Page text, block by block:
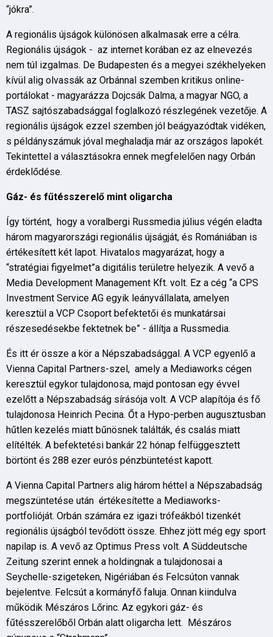
“jókra”.
A regionális újságok különösen alkalmasak erre a célra.
Regionális újságok - az internet korában ez az elnevezés
nem túl izgalmas. De Budapesten és a megyei székhelyeken
kívül alig olvassák az Orbánnal szemben kritikus online-
portálokat - magyarázza Dojcsák Dalma, a magyar NGO, a
TASZ sajtószabadsággal foglalkozó részlegének vezetője. A
regionális újságok ezzel szemben jól beágyazódtak vidéken,
s példányszámuk jóval meghaladja már az országos lapokét.
Tekintettel a választásokra ennek megfelelően nagy Orbán
érdeklődése.
Gáz- és fűtésszerelő mint oligarcha
Így történt, hogy a voralbergi Russmedia július végén eladta
három magyarországi regionális újságját, és Romániában is
értékesített két lapot. Hivatalos magyarázat, hogy a
“stratégiai figyelmet”a digitális területre helyezik. A vevő a
Media Development Management Kft. volt. Ez a cég “a CPS
Investment Service AG egyik leányvállalata, amelyen
keresztül a VCP Csoport befektetői és munkatársai
részesedésekbe fektetnek be” - állítja a Russmedia.
És itt ér össze a kör a Népszabadsággal. A VCP egyenlő a
Vienna Capital Partners-szel, amely a Mediaworks cégen
keresztül egykor tulajdonosa, majd pontosan egy évvel
ezelőtt a Népszabadság sírásója volt. A VCP alapítója és fő
tulajdonosa Heinrich Pecina. Őt a Hypo-perben augusztusban
hűtlen kezelés miatt bűnösnek találták, és csalás miatt
elítélték. A befektetési bankár 22 hónap felfüggesztett
börtönt és 288 ezer eurós pénzbüntetést kapott.
A Vienna Capital Partners alig három héttel a Népszabadság
megszüntetése után értékesítette a Mediaworks-
portfolióját. Orbán számára ez igazi trófeákból tizenkét
regionális újságból tevődött össze. Ehhez jött még egy sport
napilap is. A vevő az Optimus Press volt. A Süddeutsche
Zeitung szerint ennek a holdingnak a tulajdonosai a
Seychelle-szigeteken, Nigériában és Felcsúton vannak
bejelentve. Felcsút a kormányfő faluja. Onnan kiindulva
működik Mészáros Lőrinc. Az egykori gáz- és
fűtésszerelőből Orbán alatt oligarcha lett. Mészáros